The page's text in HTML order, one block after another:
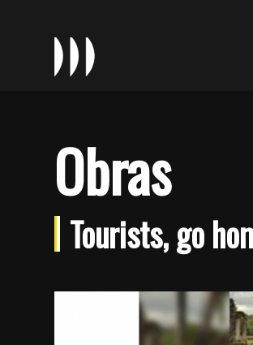
Obras
Tourists, go